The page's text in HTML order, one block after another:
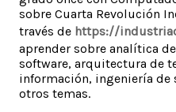
sobre Cuarta Revolución
través de https://
aprender sobre analítica
software, arquitectura de
información, ingeniería de
otros temas.